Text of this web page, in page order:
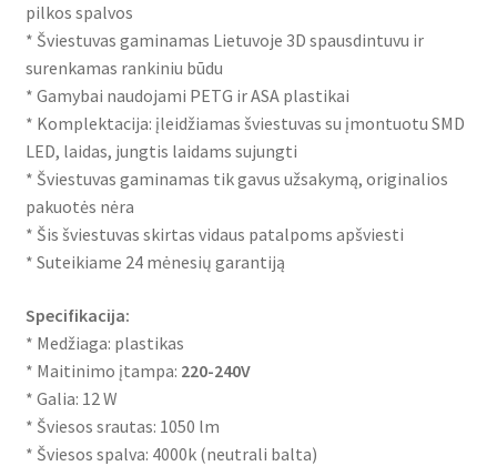
pilkos spalvos
* Šviestuvas gaminamas Lietuvoje 3D spausdintuvu ir
surenkamas rankiniu būdu
* Gamybai naudojami PETG ir ASA plastikai
* Komplektacija: įleidžiamas šviestuvas su įmontuotu SMD
LED, laidas, jungtis laidams sujungti
* Šviestuvas gaminamas tik gavus užsakymą, originalios
pakuotės nėra
* Šis šviestuvas skirtas vidaus patalpoms apšviesti
* Suteikiame 24 mėnesių garantiją
Specifikacija:
* Medžiaga: plastikas
* Maitinimo įtampa: 220-240V
* Galia: 12 W
* Šviesos srautas: 1050 lm
* Šviesos spalva: 4000k (neutrali balta)